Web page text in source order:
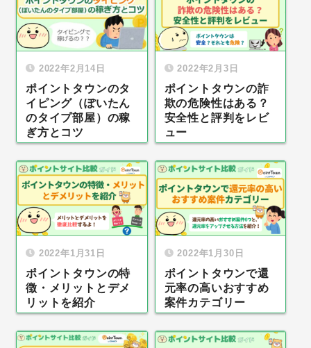
2022年2月14日
ポイントタウンのタ
イピング（ぽいたん
のタイプ部屋）の稼
ぎ方とコツ
2022年2月3日
ポイントタウンの詐
欺の危険性はある？
安全性と評判をレビ
ュー
2022年1月31日
ポイントタウンの特
徴・メリットとデメ
リットを紹介
2022年1月30日
ポイントタウンで還
元率の高いおすすめ
案件カテゴリー